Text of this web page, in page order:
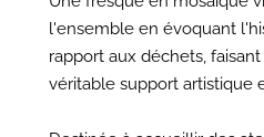
l'ensemble en évoquant
rapport aux déchets,
véritable support artistique